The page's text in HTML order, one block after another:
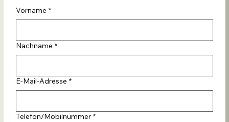
Vorname *
Nachname *
E-Mail-Adresse *
Telefon/Mobilnummer *